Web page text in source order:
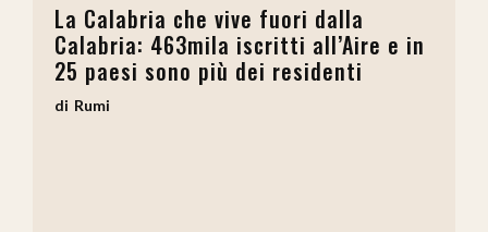
La Calabria che vive fuori dalla
Calabria: 463mila iscritti all’Aire e in
25 paesi sono più dei residenti
Rumi